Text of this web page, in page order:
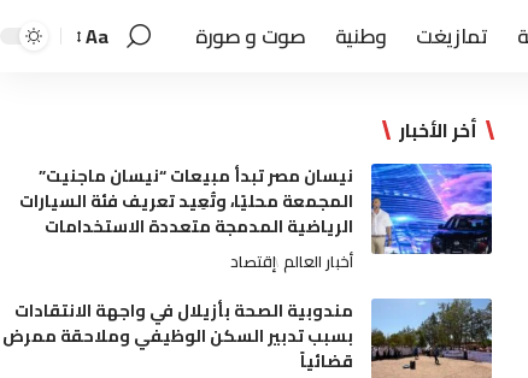
تمازيغت وطنية صوت و صورة Aa
أخر الأخبار
نيسان مصر تبدأ مبيعات “نيسان ماجنيت”
المجمعة محليًا، وتُعِيد تعريف فئة السيارات
الرياضية المدمجة متعددة الاستخدامات
أخبار العالم إقتصاد
مندوبية الصحة بأزيلال في واجهة الانتقادات
بسبب تدبير السكن الوظيفي وملاحقة ممرض
قضائياً